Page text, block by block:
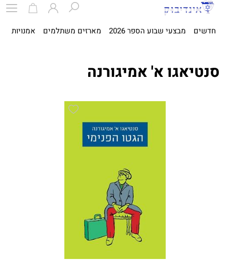
חדשים מבצעי שבוע הספר 2026 מארזים משתלמים אמנויות
סנטיאגו א' אמיגורנה